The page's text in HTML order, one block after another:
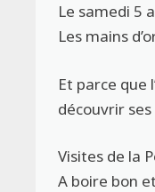
Le samedi 5
Les mains
Et parce que
découvrir
Visites de la
A boire bon